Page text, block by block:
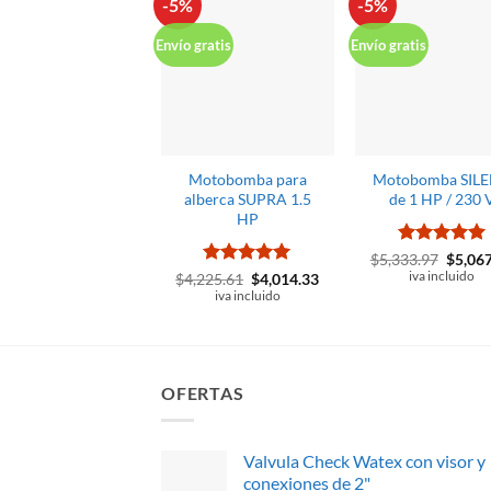
-5%
Envío gratis
Motobomba para
alberca SUPRA 1.5
HP
Valorado
con5de 5
$4,225.61 El
precio
$4,014.33El
iva incluido
-5%
Envío gratis
Motobomba
de 1 HP / 230
Valorado
con5de 5
$5,333.97 El
precio
$
iva incluido
OFERTAS
Valvula Check Watex con visor y
conexiones de 2"